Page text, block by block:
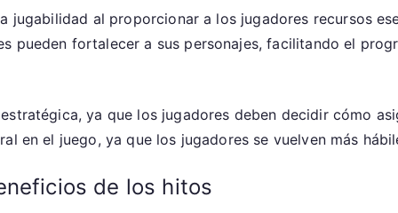
al proporcionar a los jugadores recursos
pueden fortalecer a sus personajes, facilitando el
ya que los jugadores deben decidir cómo
en el juego, ya que los jugadores se vuelven más
de los hitos